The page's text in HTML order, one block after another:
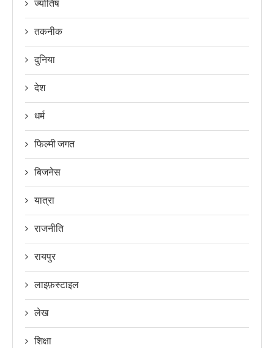
ज्योतिष
तकनीक
दुनिया
देश
धर्म
फिल्मी जगत
बिजनेस
यात्रा
राजनीति
रायपुर
लाइफ़स्टाइल
लेख
शिक्षा